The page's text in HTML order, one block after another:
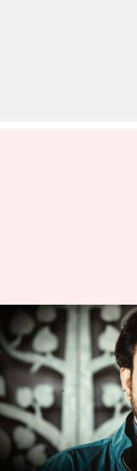
तुमको याद
इरफान खान
डायलॉग
लेखन अंजली Apr 29, 2020
क्या है खबर?
बॉलीवुड से हॉलीवुड